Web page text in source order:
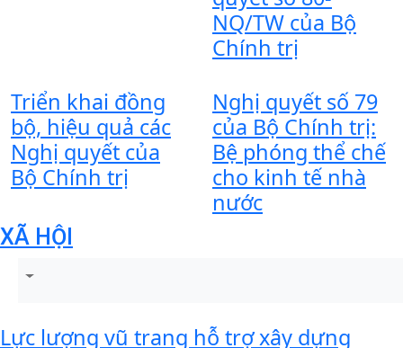
NQ/TW của Bộ
Chính trị
Triển khai đồng
bộ, hiệu quả các
Nghị quyết của
Bộ Chính trị
Nghị quyết số 79
của Bộ Chính trị:
Bệ phóng thể chế
cho kinh tế nhà
nước
XÃ HỘI
Lực lượng vũ trang hỗ trợ xây dựng